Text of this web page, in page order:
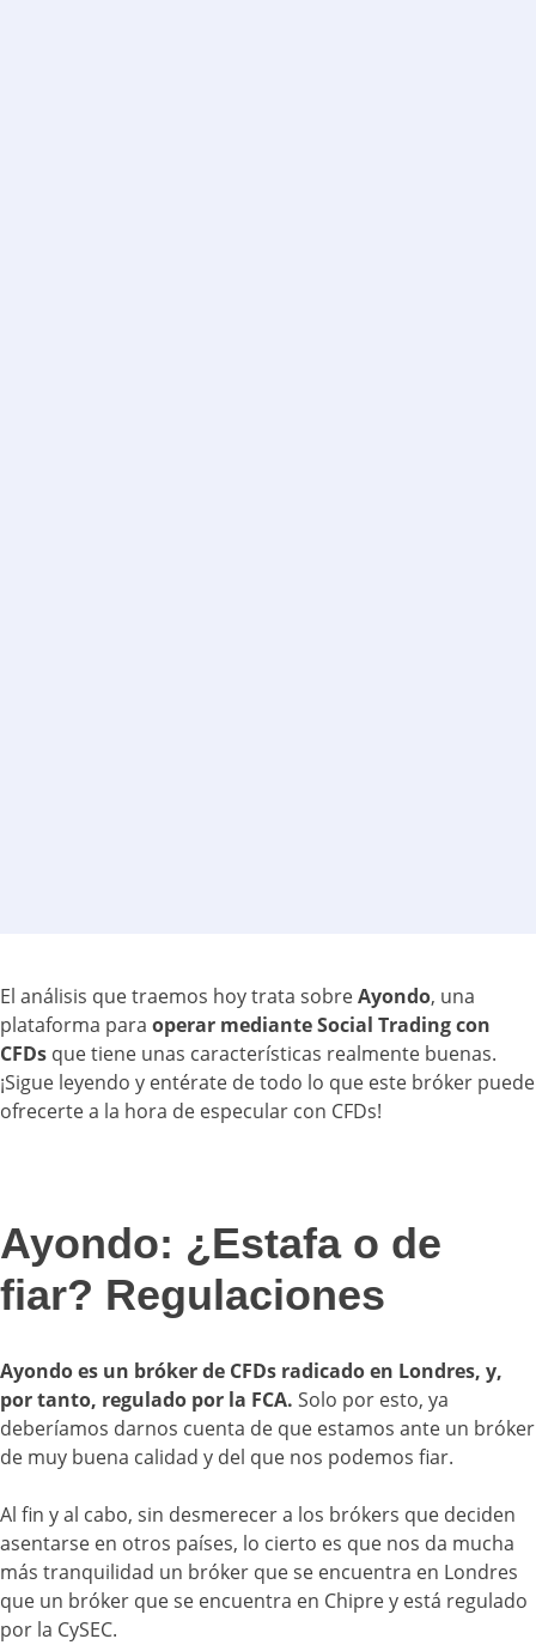
El análisis que traemos hoy trata sobreAyondo, una
plataforma para operar mediante Social Trading con
CFDs que tiene unas características realmente buenas.
¡Sigue leyendo y entérate de todo lo que este bróker puede
ofrecerte a la hora de especular con CFDs!
Ayondo: ¿Estafa o de
fiar? Regulaciones
Ayondo es un bróker de CFDs radicado en Londres, y,
por tanto, regulado por la FCA. Solo por esto, ya
deberíamos darnos cuenta de que estamos ante un bróker
de muy buena calidad y del que nos podemos fiar.
Al fin y al cabo, sin desmerecer a los brókers que deciden
asentarse en otros países, lo cierto es que nos da mucha
más tranquilidad un bróker que se encuentra en Londres
que un bróker que se encuentra en Chipre y está regulado
por la CySEC.